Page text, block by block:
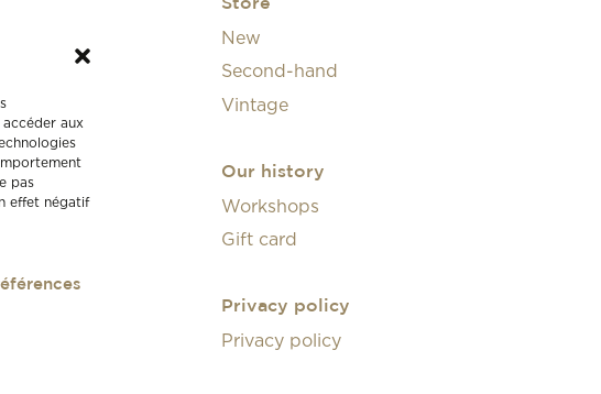
aux
pas
effet négatif
Store
New
Second-hand
Vintage
Our history
Workshops
Gift card
Privacy policy
Privacy policy